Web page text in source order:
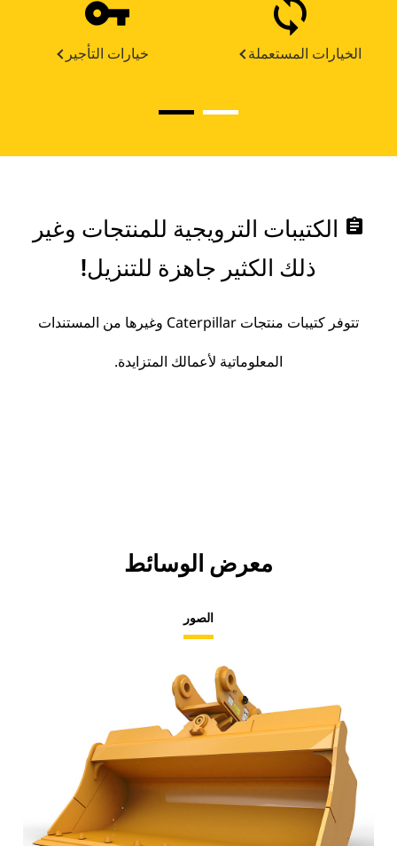
خيارات التأجير الخيارات المستعملة
assignment الكتيبات الترويجية للمنتجات وغير
ذلك الكثير جاهزة للتنزيل!
تتوفر كتيبات منتجات Caterpillar وغيرها من المستندات
المعلوماتية لأعمالك المتزايدة.
معرض الوسائط
الصور